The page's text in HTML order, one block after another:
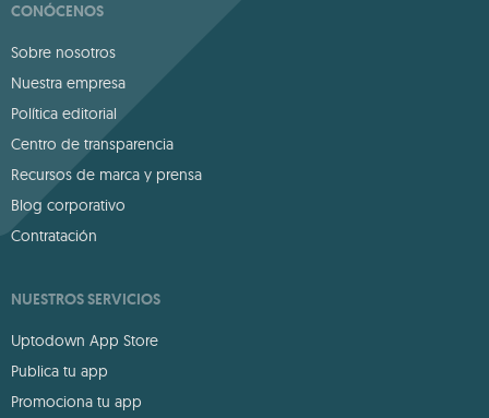
CONÓCENOS
Sobre nosotros
Nuestra empresa
Política editorial
Centro de transparencia
Recursos de marca y prensa
Blog corporativo
Contratación
NUESTROS SERVICIOS
Uptodown App Store
Publica tu app
Promociona tu app